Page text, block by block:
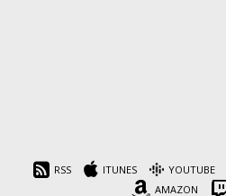
RSS ITUNES YOUTUBE
AMAZON